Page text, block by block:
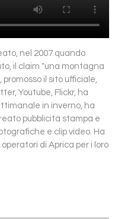
nel 2007 quando
il claim "una montagna
il sito ufficiale,
Youtube, Flickr, ha
in inverno, ha
pubblicità stampa e
e clip video. Ha
di Aprica per i loro